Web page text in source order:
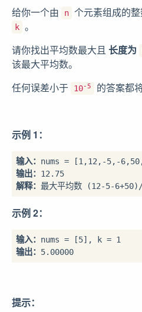
给你一个由 n 个元素组成的
k 。
请你找出平均数最大且 长度为
该最大平均数。
任何误差小于
10-5 的答案都
示例 1：
输入：
输出：
解释：
示例 2：
输入：
输出：
提示：